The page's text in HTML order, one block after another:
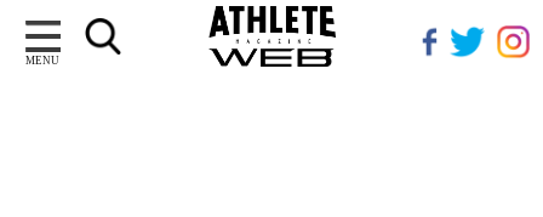
MENU